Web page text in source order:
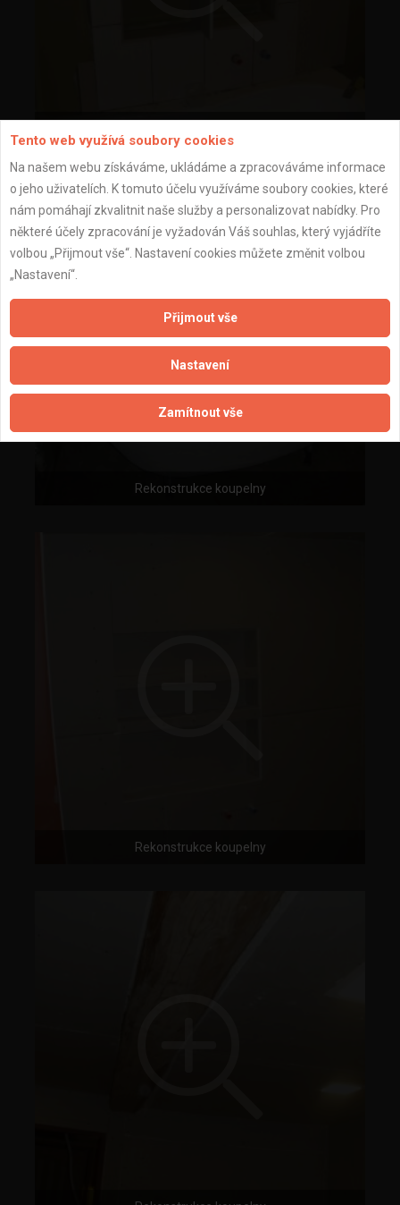
Rekonstrukce koupelny
Rekonstrukce koupelny
Tento web využívá soubory cookies
Na našem webu získáváme, ukládáme a zpracováváme informace
o jeho uživatelích. K tomuto účelu využíváme soubory cookies, které
nám pomáhají zkvalitnit naše služby a personalizovat nabídky. Pro
některé účely zpracování je vyžadován Váš souhlas, který vyjádříte
volbou „Přijmout vše“. Nastavení cookies můžete změnit volbou
„Nastavení“.
Přijmout vše
Nastavení
Zamítnout vše